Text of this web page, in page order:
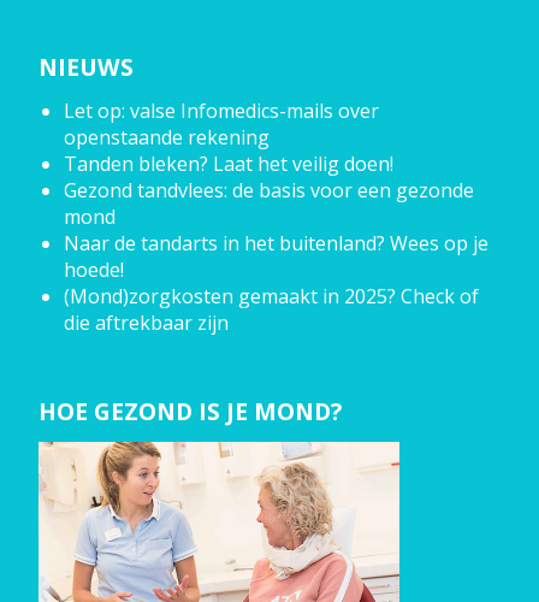
NIEUWS
Let op: valse Infomedics-mails over
openstaande rekening
Tanden bleken? Laat het veilig doen!
Gezond tandvlees: de basis voor een gezonde
mond
Naar de tandarts in het buitenland? Wees op je
hoede!
(Mond)zorgkosten gemaakt in 2025? Check of
die aftrekbaar zijn
HOE GEZOND IS JE MOND?